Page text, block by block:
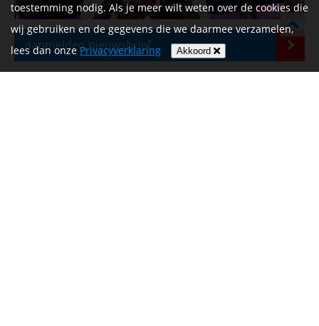
aanmelden nieuwsbrief
toestemming nodig. Als je meer wilt weten over de cookies die
wij gebruiken en de gegevens die we daarmee verzamelen,
lees dan onzePrivacyverklaring Akkoord